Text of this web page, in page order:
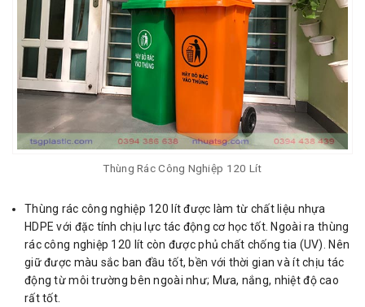
Thùng Rác Công Nghiệp 120 Lít
Thùng rác công nghiệp 120 lít được làm từ chất liệu nhựa
HDPE với đặc tính chịu lực tác động cơ học tốt. Ngoài ra thùng
rác công nghiệp 120 lít còn được phủ chất chống tia (UV). Nên
giữ được màu sắc ban đầu tốt, bền với thời gian và ít chịu tác
động từ môi trường bên ngoài như; Mưa, nắng, nhiệt độ cao
rất tốt.